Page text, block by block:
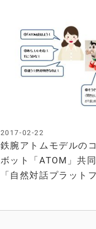
鉄腕アトムモデルの
ボット「ATOM」共
「自然対話プラット
2017-02-22